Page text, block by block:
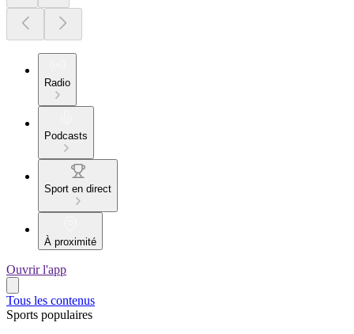
Radio
Podcasts
Sport en direct
À proximité
Ouvrir l'app
Tous les contenus
Sports populaires